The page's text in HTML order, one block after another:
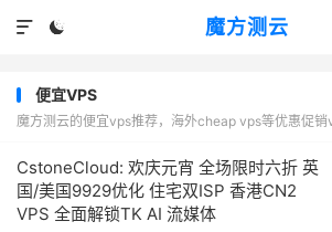
魔方测云


便宜VPS
魔方测云的便宜vps推荐，海外cheap vps等优惠促销
CstoneCloud: 欢庆元宵 全场限时六折 英
国/美国9929优化 住宅双ISP 香港CN2
VPS 全面解锁TK AI 流媒体